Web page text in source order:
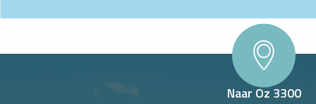
Naar Oz 3300